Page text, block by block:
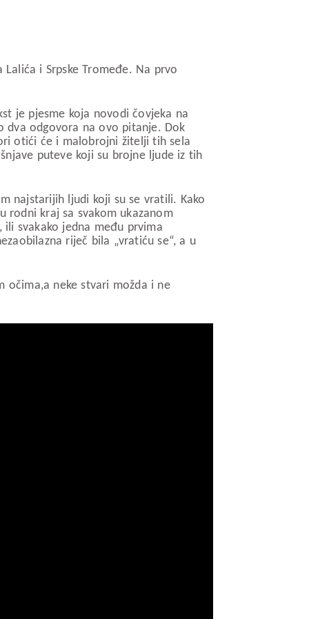
i Srpske Tromeđe. Na prvo
je pjesme koja novodi čovjeka na
dva odgovora na ovo pitanje. Dok
otići će i malobrojni žitelji tih sela
puteve koji su brojne ljude iz tih
najstarijih ljudi koji su se vratili. Kako
rodni kraj sa svakom ukazanom
svakako jedna među prvima
riječ bila „vratiću se“, a u
očima,a neke stvari možda i ne